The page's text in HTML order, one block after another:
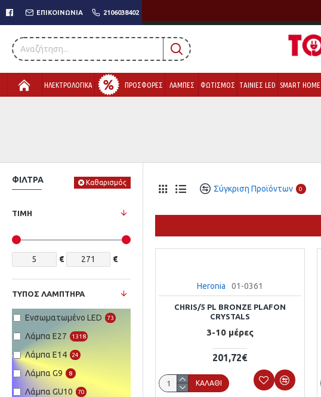
ΕΠΙΚΟΙΝΩΝΊΑ 2106038402
ΗΛΕΚΤΡΟΛΟΓΙΚΑ ΠΡΟΣΦΟΡΕΣ ΛΑΜΠΕΣ ΦΩΤΙΣΜΟΣ ΤΑΙΝΙΕΣ LED SMART HOME
ΦΊΛΤΡΑ Καθαρισμός
ΤΙΜΉ
€ €
ΤΎΠΟΣ ΛΑΜΠΤΉΡΑ
Ενσωματωμένο LED 73
Λάμπα Ε27 1318
Λάμπα Ε14 24
Λάμπα G9 8
Λάμπα GU10 70
Σύγκριση Προϊόντων 0
Heronia 01-0361
CHRIS/5 PL BRONZE PLAFON
CRYSTALS
3-10 μέρες
201,72€
ΚΑΛΆΘΙ